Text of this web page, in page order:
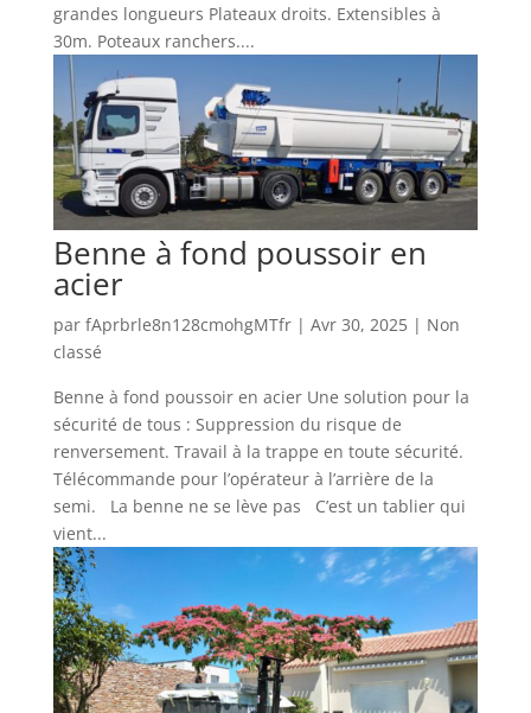
grandes longueurs Plateaux droits. Extensibles à
30m. Poteaux ranchers....
Benne à fond poussoir en
acier
par fAprbrle8n128cmohgMTfr| Avr 30, 2025| Non
classé
Benne à fond poussoir en acier Une solution pour la
sécurité de tous : Suppression du risque de
renversement. Travail à la trappe en toute sécurité.
Télécommande pour l’opérateur à l’arrière de la
semi. La benne ne se lève pas C’est un tablier qui
vient...